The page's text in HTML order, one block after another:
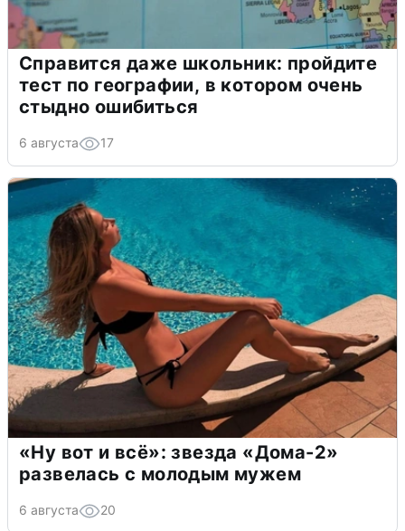
Справится даже школьник: пройдите
тест по географии, в котором очень
стыдно ошибиться
6 августа 17
«Ну вот и всё»: звезда «Дома-2»
развелась с молодым мужем
6 августа 20